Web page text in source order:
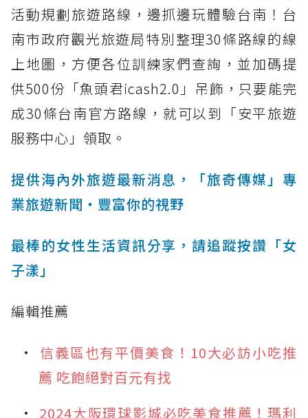
活動規劃旅遊路線，邊抓邊玩體驗台南！台
南市政府觀光旅遊局特別整理30條路線的線
上地圖，方便各位訓練家們查詢，並加碼提
供500份「魚頭君icash2.0」吊飾，只要能完
成30條台南官方路線，就可以到「安平旅遊
服務中心」領取。
提供海內外旅遊最新消息，「旅奇傳媒」專
業旅遊新聞‧豐富你的視野
最棒的女性生活資訊分享，請追蹤按讚「女
子漾」
編輯推薦
信義區也有平價美食！10大必訪小吃推
薦 吃飽絕對百元有找
2024大阪環球影城必吃美食推薦！瑪利